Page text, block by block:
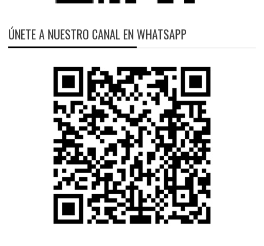
ÚNETE A NUESTRO CANAL EN WHATSAPP